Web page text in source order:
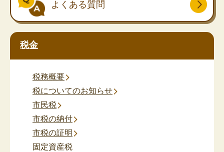
よくある質問
税金
税務概要
税についてのお知らせ
市民税
市税の納付
市税の証明
固定資産税